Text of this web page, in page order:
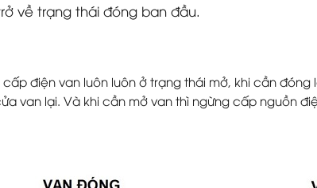
về trạng thái đóng ban đầu.
điện van luôn luôn ở trạng thái mở, khi cần
van lại. Và khi cần mở van thì ngừng cấp nguồn